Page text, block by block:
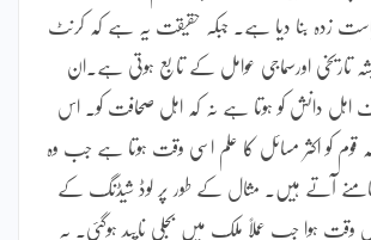
سیاست زدہ بنا دیا ہے۔ جبکہ حقیقت یہ ہے کہ کرنٹ
تاریخی اورسماجی عوامل کے تابع ہوتی ہے۔ان
اہل دانش کو ہوتا ہے نہ کہ اہل صحافت کو۔ اس
کہ قوم کو اکثر مسائل کا علم اسی وقت ہوتا ہے جب وہ
سامنے آتے ہیں۔ مثال کے طور پر لوڈ شیڈنگ کے
وقت ہوا جب عملاً ملک میں بجلی ناپید ہوگئی۔ یہ